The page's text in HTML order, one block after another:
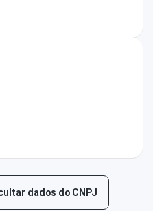
dados do CNPJ